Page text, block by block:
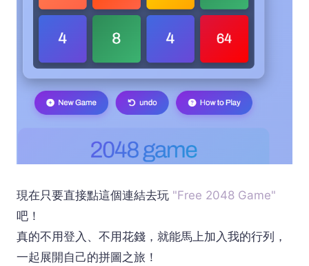
現在只要直接點這個連結去玩 "Free 2048 Game"
吧！
真的不用登入、不用花錢，就能馬上加入我的行列，
一起展開自己的拼圖之旅！